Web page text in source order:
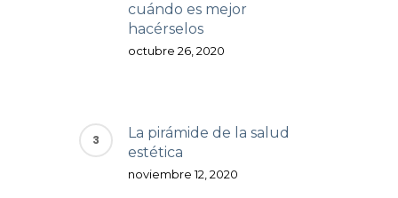
cuándo es mejor
hacérselos
octubre 26, 2020
La pirámide de la salud
estética
noviembre 12, 2020